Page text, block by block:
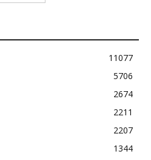
11077
5706
2674
2211
2207
1344